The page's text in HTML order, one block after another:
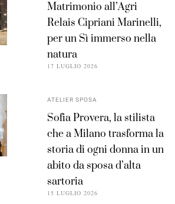
Matrimonio all’Agri
Relais Cipriani Marinelli,
per un Sì immerso nella
natura
17 LUGLIO 2026
ATELIER SPOSA
Sofia Provera, la stilista
che a Milano trasforma la
storia di ogni donna in un
abito da sposa d’alta
sartoria
15 LUGLIO 2026